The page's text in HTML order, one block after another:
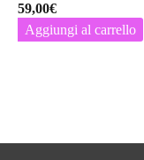
59,00€
Aggiungi al carrello